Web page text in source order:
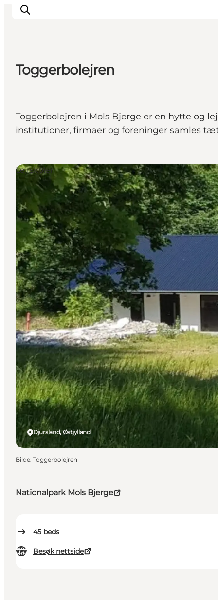
Aktiviteter
Overnatting
Planlegg reisen
Toggerbolejren
Toggerbolejren i Mols Bjerge er en hytte og
institutioner, firmaer og foreninger samles
Nationalpark Mols Bjerge
45 beds
Besøk nettside
Djursland, Østjylland
Lejrskoler
Bilde: Toggerbolejren